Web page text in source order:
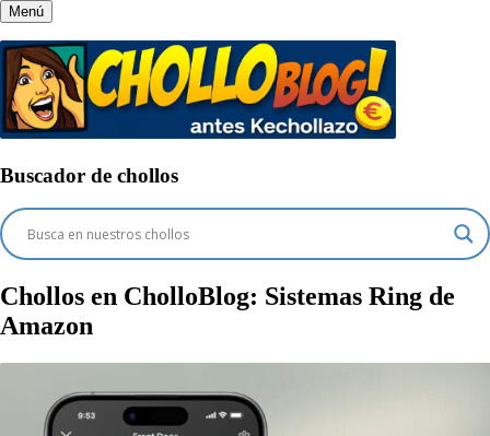
Menú
Buscador de chollos
Chollos en CholloBlog: Sistemas Ring de
Amazon